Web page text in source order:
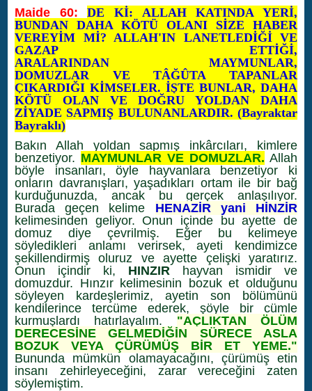
Maide 60:
DE Kİ: ALLAH KATINDA YERİ,
BUNDAN DAHA KÖTÜ OLANI SİZE HABER
VEREYİM Mİ? ALLAH'IN LANETLEDİĞİ VE
GAZAP ETTİĞİ,
ARALARINDAN MAYMUNLAR,
DOMUZLAR VE TÂĞÛTA TAPANLAR
ÇIKARDIĞI KİMSELER. İŞTE BUNLAR, DAHA
KÖTÜ OLAN VE DOĞRU YOLDAN DAHA
ZİYADE SAPMIŞ BULUNANLARDIR. (Bayraktar
Bayraklı)
Bakın Allah yoldan sapmış inkârcıları, kimlere
benzetiyor. MAYMUNLAR VE DOMUZLAR. Allah
böyle insanları, öyle hayvanlara benzetiyor ki
onların davranışları, yaşadıkları ortam ile bir bağ
kurduğunuzda, ancak bu gerçek anlaşılıyor.
Burada geçen kelime HENAZİR yani HİNZİR
kelimesinden geliyor. Onun içinde bu ayette de
domuz diye çevrilmiş. Eğer bu kelimeye
söyledikleri anlamı verirsek, ayeti kendimizce
şekillendirmiş oluruz ve ayette çelişki yaratırız.
Onun içindir ki, HINZIR hayvan ismidir ve
domuzdur. Hınzır kelimesinin bozuk et olduğunu
söyleyen kardeşlerimiz, ayetin son bölümünü
kendilerince tercüme ederek, şöyle bir cümle
kurmuşlardı hatırlayalım. "AÇLIKTAN ÖLÜM
DERECESİNE GELMEDİĞİN SÜRECE ASLA
BOZUK VEYA ÇÜRÜMÜŞ BİR ET YEME."
Bununda mümkün olamayacağını, çürümüş etin
insanı zehirleyeceğini, zarar vereceğini zaten
söylemiştim.